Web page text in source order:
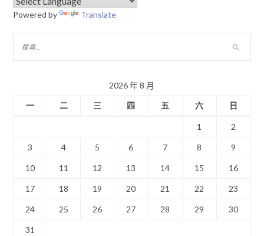
Powered by Translate
2026 年 8 月
一
二 三 四 五 六 日
1 2
3 4 5 6 7 8 9
10 11 12 13 14 15 16
17 18 19 20 21 22 23
24 25 26 27 28 29 30
31